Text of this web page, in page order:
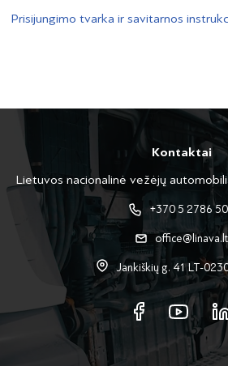
Prisijungimo tvarka ir savitarnos
Kontaktai
Lietuvos nacionalinė vežėjų
+370 5 2786
office@linava.lt
Jankiškių g. 41 LT-